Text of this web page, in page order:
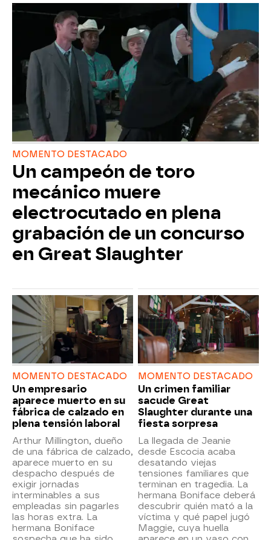
MOMENTO DESTACADO
Un campeón de toro
mecánico muere
electrocutado en plena
grabación de un concurso
en Great Slaughter
MOMENTO DESTACADO
Un empresario
aparece muerto en su
fábrica de calzado en
plena tensión laboral
Arthur Millington, dueño
de una fábrica de calzado,
aparece muerto en su
despacho después de
exigir jornadas
interminables a sus
empleadas sin pagarles
las horas extra. La
hermana Boniface
MOMENTO DESTACADO
Un crimen familiar
sacude Great
Slaughter durante una
fiesta sorpresa
La llegada de Jeanie
desde Escocia acaba
desatando viejas
tensiones familiares que
terminan en tragedia. La
hermana Boniface deberá
descubrir quién mató a la
víctima y qué papel jugó
Maggie, cuya huella